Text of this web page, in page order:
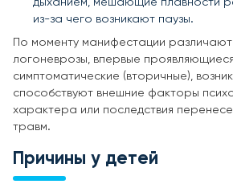
из-за чего возникают паузы.
По моменту манифестации
логоневрозы, впервые
симптоматические (вторичные),
способствуют внешние факторы
характера или последствия
травм.
Причины у детей